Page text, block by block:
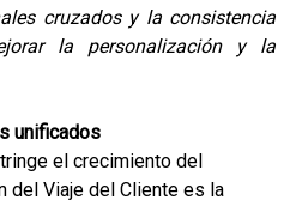
cruzados y la consistencia
la personalización y la
unificados
el crecimiento del
del Viaje del Cliente es la